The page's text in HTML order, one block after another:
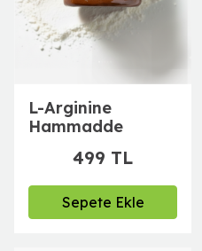
L-Arginine
Hammadde
499 TL
Sepete Ekle